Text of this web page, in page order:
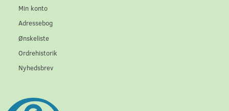
Min konto
Adressebog
Ønskeliste
Ordrehistorik
Nyhedsbrev